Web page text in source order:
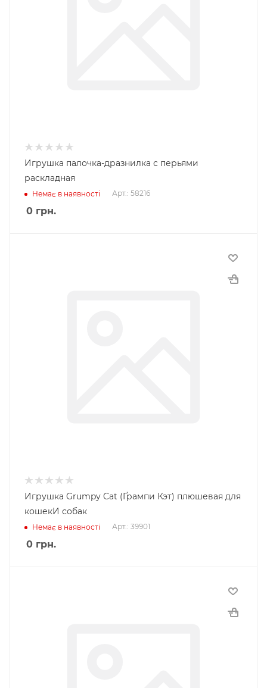
Игрушка палочка-дразнилка с перьями
раскладная
Немає в наявності Арт.: 58216
0 грн.
Игрушка Grumpy Cat (Ґрампи Кэт) плюшевая для
кошекИ собак
Немає в наявності Арт.: 39901
0 грн.